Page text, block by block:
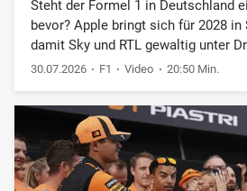
Steht der Formel 1 in Deutschland
bevor? Apple bringt sich für 2028
damit Sky und RTL gewaltig unter
30.07.2026 F1 Video 20:50 Min.